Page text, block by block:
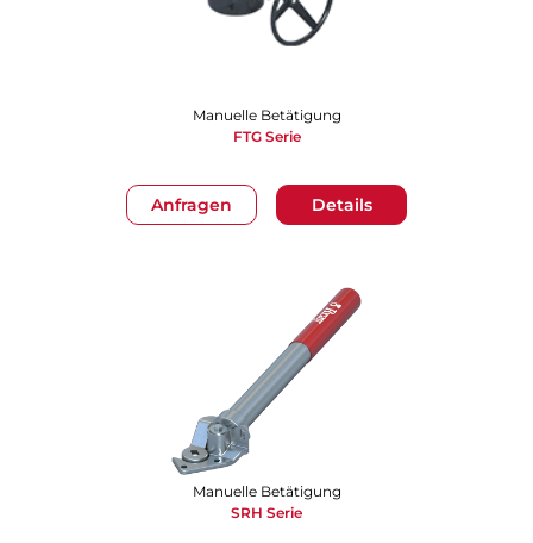
Anfragen Details
Manuelle Betätigung
FTG Serie
Manuelle Betätigung
SRH Serie